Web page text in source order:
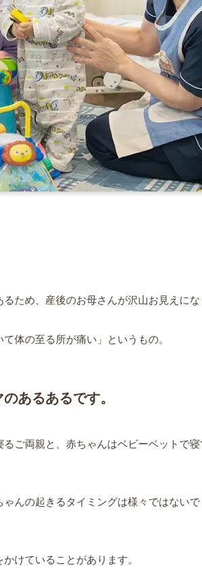
ため、 産後のお母さんが沢山お見えにな
て体の至る所が痛い」 というもの。
あるあるです。
ご両親と、赤ちゃんはベビーベットで
ゃんの起きるタイミングは様々ではないで
けていることがあります。